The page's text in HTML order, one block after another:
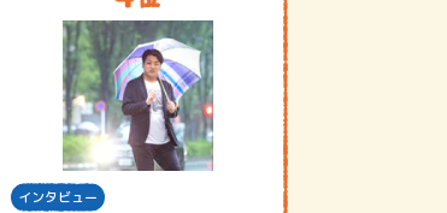
インタビュー